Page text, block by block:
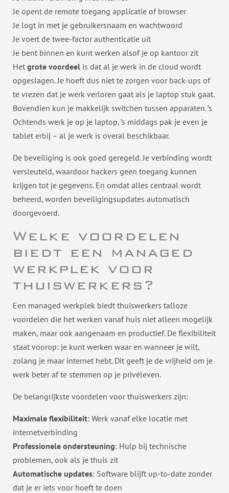
Je opent de remote toegang applicatie of browser
Je logt in met je gebruikersnaam en wachtwoord
Je voert de twee-factor authenticatie uit
Je bent binnen en kunt werken alsof je op kantoor zit
Het grote voordeel is dat al je werk in de cloud wordt
opgeslagen. Je hoeft dus niet te zorgen voor back-ups of
te vrezen dat je werk verloren gaat als je laptop stuk gaat.
Bovendien kun je makkelijk switchen tussen apparaten. ’s
Ochtends werk je op je laptop, ’s middags pak je even je
tablet erbij – al je werk is overal beschikbaar.
De beveiliging is ook goed geregeld. Je verbinding wordt
versleuteld, waardoor hackers geen toegang kunnen
krijgen tot je gegevens. En omdat alles centraal wordt
beheerd, worden beveiligingsupdates automatisch
doorgevoerd.
Welke voordelen
biedt een managed
werkplek voor
thuiswerkers?
Een managed werkplek biedt thuiswerkers talloze
voordelen die het werken vanaf huis niet alleen mogelijk
maken, maar ook aangenaam en productief. De flexibiliteit
staat voorop: je kunt werken waar en wanneer je wilt,
zolang je maar internet hebt. Dit geeft je de vrijheid om je
werk beter af te stemmen op je privéleven.
De belangrijkste voordelen voor thuiswerkers zijn:
Maximale flexibiliteit: Werk vanaf elke locatie met
internetverbinding
Professionele ondersteuning: Hulp bij technische
problemen, ook als je thuis zit
Automatische updates: Software blijft up-to-date zonder
dat je er iets voor hoeft te doen